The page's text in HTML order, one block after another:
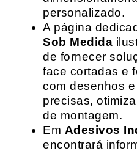
personalizado.
A página
Sob Medida
de fornecer
face cortadas e
com desenhos
precisas,
de montagem.
Em Adesivos
encontrará